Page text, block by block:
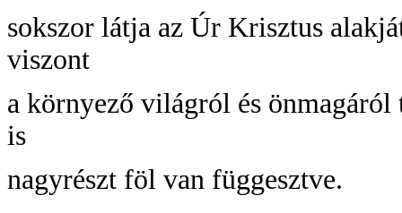
sokszor látja az Úr Krisztus
viszont
a környező világról és
is
nagyrészt föl van függesztve.